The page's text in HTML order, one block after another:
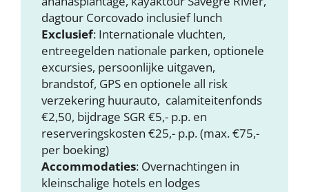
dagtour Corcovado inclusief lunch
Exclusief: Internationale vluchten,
entreegelden nationale parken, optionele
excursies, persoonlijke uitgaven,
brandstof, GPS en optionele all risk
verzekering huurauto, calamiteitenfonds
€2,50, bijdrage SGR €5,- p.p. en
reserveringskosten €25,- p.p. (max. €75,-
per boeking)
Accommodaties: Overnachtingen in
kleinschalige hotels en lodges